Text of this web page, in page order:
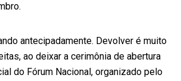
antecipadamente. Devolver é muito
ao deixar a cerimônia de abertura
do Fórum Nacional, organizado pelo